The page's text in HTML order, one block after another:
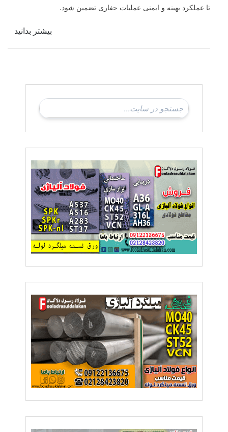
تا عملکرد بهینه و ایمنی عملیات حفاری تضمین شود.
بیشتر بدانید